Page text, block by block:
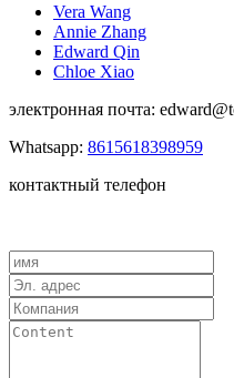
Vera Wang
Annie Zhang
Edward Qin
Chloe Xiao
электронная почта:
Whatsapp: 8615618398959
контактный телефон